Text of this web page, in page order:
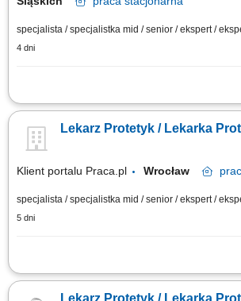
specjalista / specjalistka mid / senior / ekspert /
4 dni
Zapraszamy do współpracy lekarzy dentystów/
obejmować: prowadzenie konsultacji
pacjenta i opracowywanie indywidualnych planów
Lekarz Protetyk / Lekarka
Klient portalu Praca.pl Wrocław
specjalista / specjalistka mid / senior / ekspert /
5 dni
Diagnozowanie potrzeb pacjentów i
Lekarz Protetyk / Lekarka